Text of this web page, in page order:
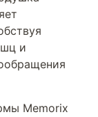
и
Memorix